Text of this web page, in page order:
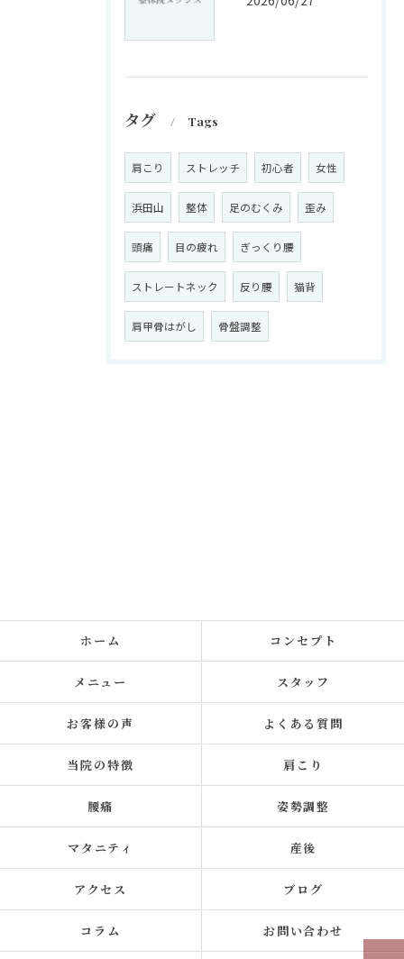
タグ Tags
肩こり ストレッチ 初心者 女性
浜田山 整体 足のむくみ 歪み
頭痛 目の疲れ ぎっくり腰
ストレートネック 反り腰 猫背
肩甲骨はがし 骨盤調整
ホーム コンセプト
メニュー スタッフ
お客様の声 よくある質問
当院の特徴 肩こり
腰痛 姿勢調整
マタニティ 産後
アクセス ブログ
コラム お問い合わせ